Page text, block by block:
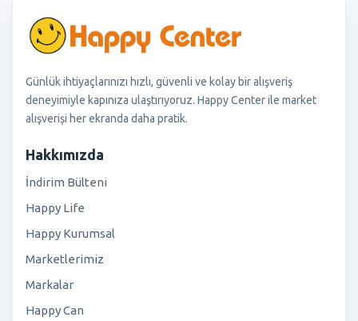
Günlük ihtiyaçlarınızı hızlı, güvenli ve kolay bir alışveriş
deneyimiyle kapınıza ulaştırıyoruz. Happy Center ile market
alışverişi her ekranda daha pratik.
Hakkımızda
İndirim Bülteni
Happy Life
Happy Kurumsal
Marketlerimiz
Markalar
Happy Can